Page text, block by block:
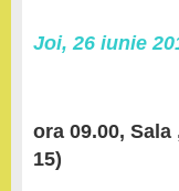
Joi, 26 iunie
ora 09.00,
15)